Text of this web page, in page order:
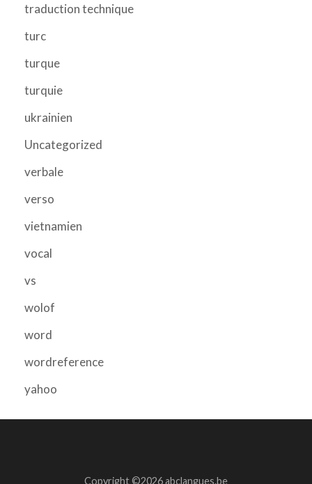
traduction technique
turc
turque
turquie
ukrainien
Uncategorized
verbale
verso
vietnamien
vocal
vs
wolof
word
wordreference
yahoo
Copyright ©2026 abclangues.be